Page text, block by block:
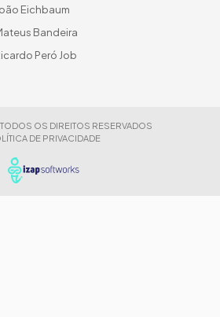
Eichbaum
Bandeira
Peró Job
TODOS OS DIREITOS RESERVADOS
DE PRIVACIDADE